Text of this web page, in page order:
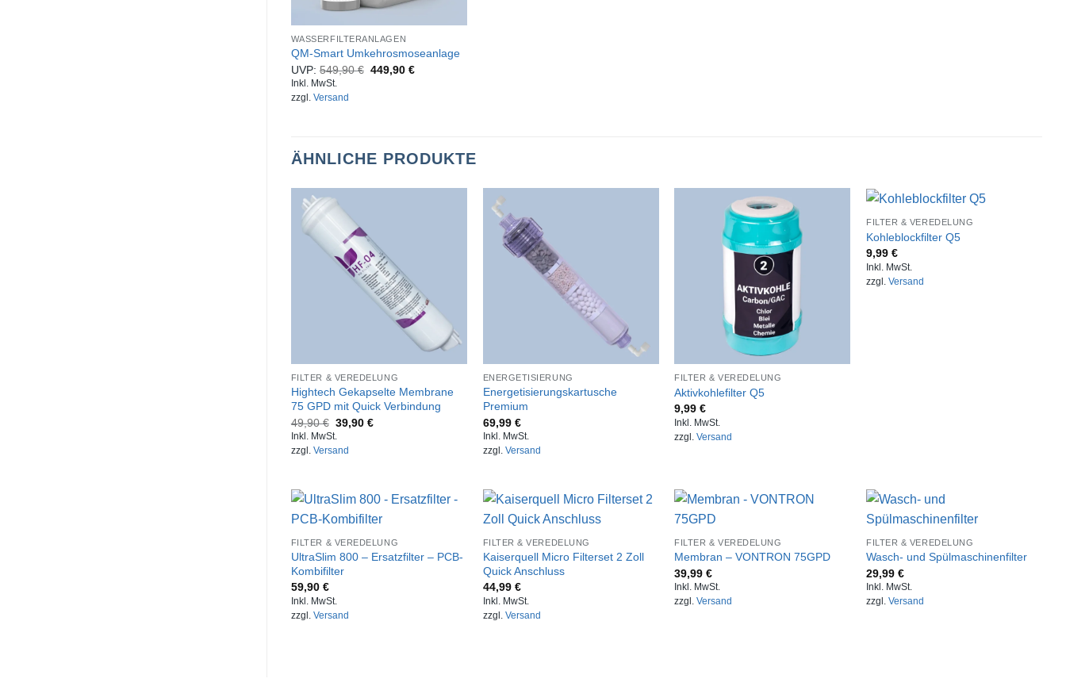
WASSERFILTERANLAGEN
QM-Smart Umkehrosmoseanlage
UVP: 549,90€ 449,90€
Inkl. MwSt.
zzgl. Versand
ÄHNLICHE PRODUKTE
FILTER & VEREDELUNG
Hightech Gekapselte Membrane
75 GPD mit Quick Verbindung
49,90€ 39,90€
Inkl. MwSt.
zzgl. Versand
ENERGETISIERUNG
Energetisierungskartusche
Premium
69,99 €
Inkl. MwSt.
zzgl. Versand
FILTER & VEREDELUNG
Aktivkohlefilter Q5
9,99€
Inkl. MwSt.
zzgl.Versand
FILTER & VEREDELUNG
Kohleblockfilter Q5
9,99€
Inkl. MwSt.
zzgl.Versand
FILTER & VEREDELUNG
UltraSlim 800 – Ersatzfilter – PCB-
Kombifilter
59,90 €
Inkl. MwSt.
zzgl. Versand
FILTER & VEREDELUNG
Kaiserquell Micro Filterset 2 Zoll
Quick Anschluss
44,99 €
Inkl. MwSt.
zzgl. Versand
FILTER & VEREDELUNG
Membran – VONTRON 75GPD
39,99€
Inkl. MwSt.
zzgl.Versand
FILTER & VEREDELUNG
Wasch- und Spülmaschinenfilter
29,99€
Inkl. MwSt.
zzgl.Versand